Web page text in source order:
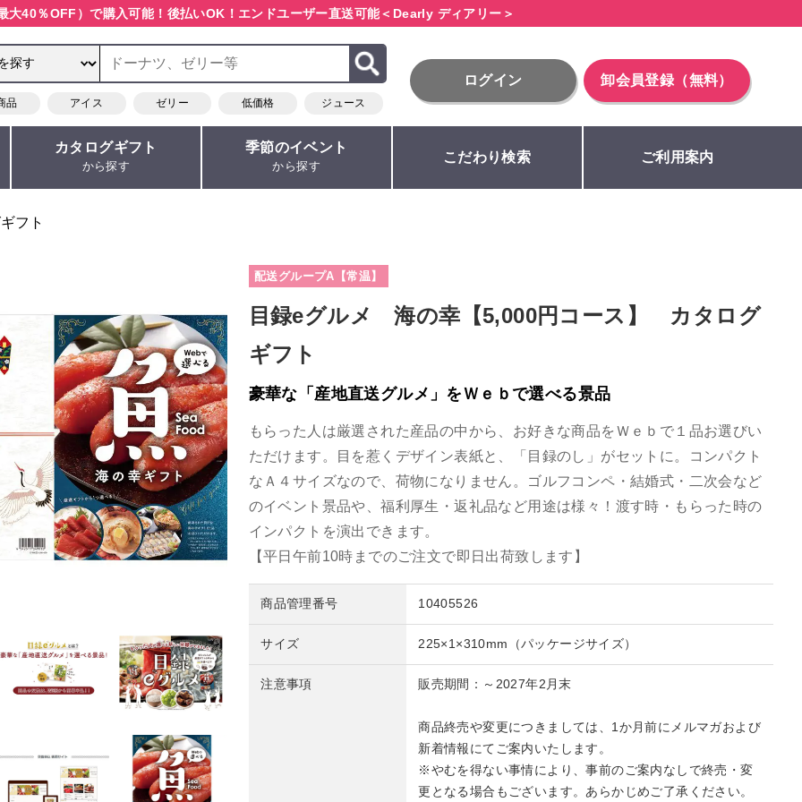
大40％OFF）で購入可能！ 後払いOK！エンドユーザー直送可能＜Dearly ディアリー＞
品 アイス ゼリー 低価格 ジュース
ログイン 卸会員登録（無料）
カタログギフト
から探す
季節のイベント
から探す
こだわり検索 ご利用案内
フト
配送グループA【常温】
目録eグルメ 海の幸【5,000円コース】 カタログ
ギフト
豪華な「産地直送グルメ」をＷｅｂで選べる景品
もらった人は厳選された産品の中から、お好きな商品をＷｅｂで１品お選びい
ただけます。目を惹くデザイン表紙と、「目録のし」がセットに。コンパクト
なＡ４サイズなので、荷物になりません。ゴルフコンペ・結婚式・二次会など
のイベント景品や、福利厚生・返礼品など用途は様々！渡す時・もらった時の
インパクトを演出できます。
【平日午前10時までのご注文で即日出荷致します】
商品管理番号 10405526
サイズ 225×1×310mm（パッケージサイズ）
注意事項 販売期間：～2027年2月末
商品終売や変更につきましては、1か月前にメルマガおよび
新着情報にてご案内いたします。
※やむを得ない事情により、事前のご案内なしで終売・変
更となる場合もございます。あらかじめご了承ください。